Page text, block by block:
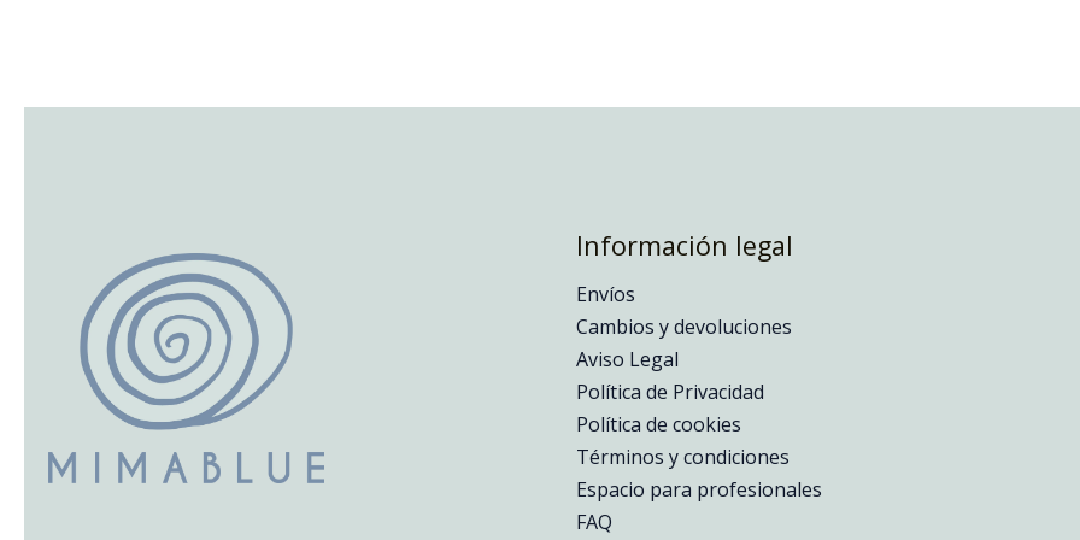
Información legal
Envíos
Cambios y devoluciones
Aviso Legal
Política de Privacidad
Política de cookies
Términos y condiciones
Espacio para profesionales
FAQ